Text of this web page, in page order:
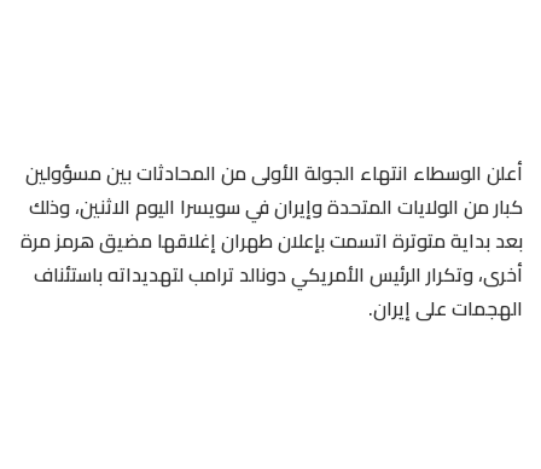
أعلن الوسطاء انتهاء الجولة الأولى من المحادثات بين مسؤولين
كبار من الولايات المتحدة وإيران في سويسرا اليوم الاثنين، وذلك
بعد بداية متوترة اتسمت بإعلان طهران إغلاقها مضيق ​هرمز مرة
أخرى، وتكرار الرئيس الأمريكي دونالد ترامب لتهديداته باستئناف
الهجمات على إيران.